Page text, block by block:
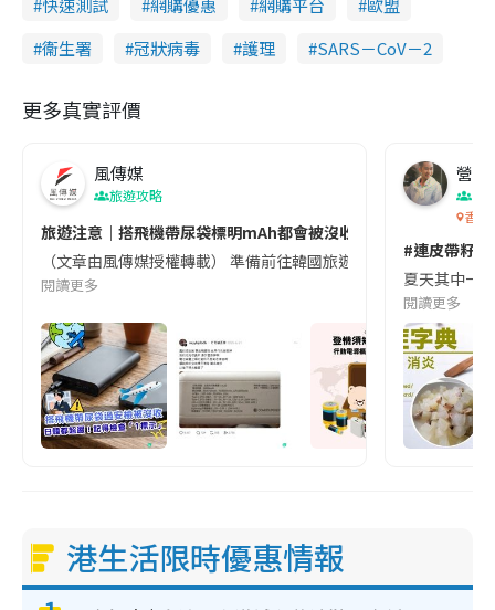
快速測試
網購優惠 網購平台
歐盟
衞生署
冠狀病毒 護理 SARS－CoV－2
更多真實評價
風傳媒
旅遊攻略
旅遊注意｜搭飛機帶尿袋標明mAh都會被沒收😱出發前切記檢查
（文章由風傳媒授權轉載） 準備前往韓國旅遊的民眾，近期要
閱讀更多
營養
香港
#連皮帶籽
夏天其中一
閱讀更多
港生活限時優惠情報